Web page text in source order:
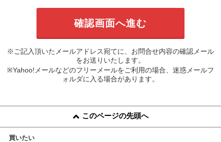
※ご記入頂いたメールアドレス宛てに、お問合せ内容の確認メール
をお送りいたします。
※Yahoo!メールなどのフリーメールをご利用の場合、迷惑メールフ
ォルダに入る場合があります。
このページの先頭へ
買いたい